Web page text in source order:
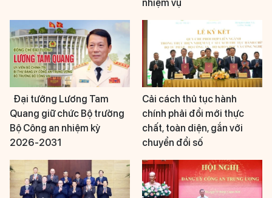
nhiệm vụ
Đại tướng Lương Tam
Quang giữ chức Bộ trưởng
Bộ Công an nhiệm kỳ
2026-2031
Cải cách thủ tục hành
chính phải đổi mới thực
chất, toàn diện, gắn với
chuyển đổi số